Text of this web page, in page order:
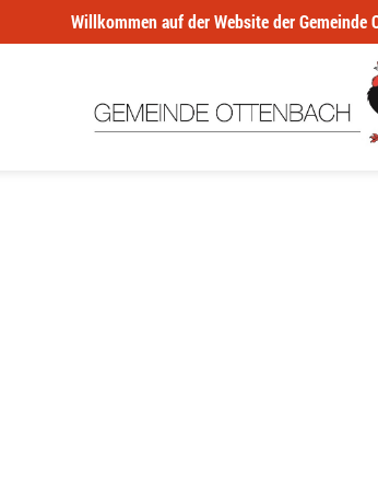
Willkommen auf der Website der Gemeinde